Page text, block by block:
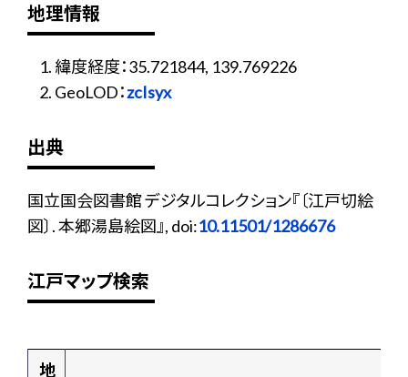
地理情報
緯度経度：35.721844, 139.769226
GeoLOD：zcIsyx
出典
国立国会図書館 デジタルコレクション『〔江戸切絵
図〕. 本郷湯島絵図』, doi:10.11501/1286676
江戸マップ検索
地